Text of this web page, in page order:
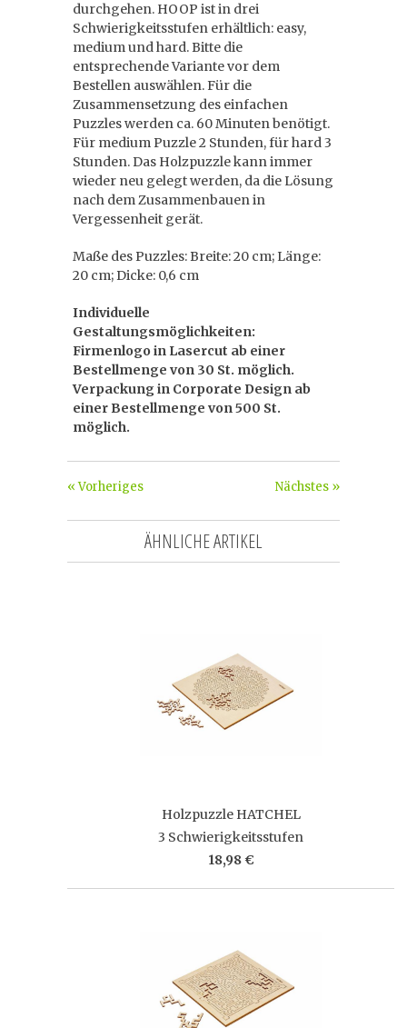
durchgehen. HOOP ist in drei
Schwierigkeitsstufen erhältlich: easy,
medium und hard. Bitte die
entsprechende Variante vor dem
Bestellen auswählen. Für die
Zusammensetzung des einfachen
Puzzles werden ca. 60 Minuten benötigt.
Für medium Puzzle 2 Stunden, für hard 3
Stunden. Das Holzpuzzle kann immer
wieder neu gelegt werden, da die Lösung
nach dem Zusammenbauen in
Vergessenheit gerät.
Maße des Puzzles: Breite: 20 cm; Länge:
20 cm; Dicke: 0,6 cm
Individuelle
Gestaltungsmöglichkeiten:
Firmenlogo in Lasercut ab einer
Bestellmenge von 30 St. möglich.
Verpackung in Corporate Design ab
einer Bestellmenge von 500 St.
möglich.
Nächstes »
« Vorheriges
ÄHNLICHE ARTIKEL
Holzpuzzle HATCHEL
3 Schwierigkeitsstufen
18,98 €